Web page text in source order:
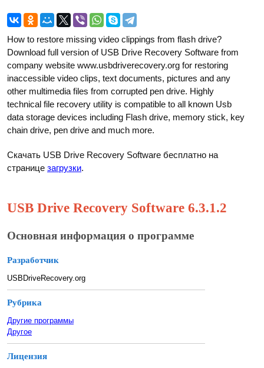
How to restore missing video clippings from flash drive?
Download full version of USB Drive Recovery Software from
company website www.usbdriverecovery.org for restoring
inaccessible video clips, text documents, pictures and any
other multimedia files from corrupted pen drive. Highly
technical file recovery utility is compatible to all known Usb
data storage devices including Flash drive, memory stick, key
chain drive, pen drive and much more.
Скачать USB Drive Recovery Software бесплатно на
странице загрузки.
USB Drive Recovery Software 6.3.1.2
Основная информация о программе
Разработчик
USBDriveRecovery.org
Рубрика
Другие программы
Другое
Лицензия